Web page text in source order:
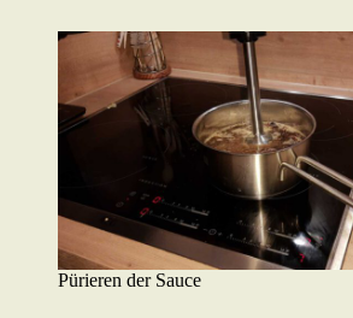
Pürieren der Sauce